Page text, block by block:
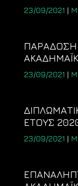
23/09/2021 |
ΠΑΡΑΔΟΣΗ
23/09/2021 |
ΕΤΟΥΣ
23/09/2021 |